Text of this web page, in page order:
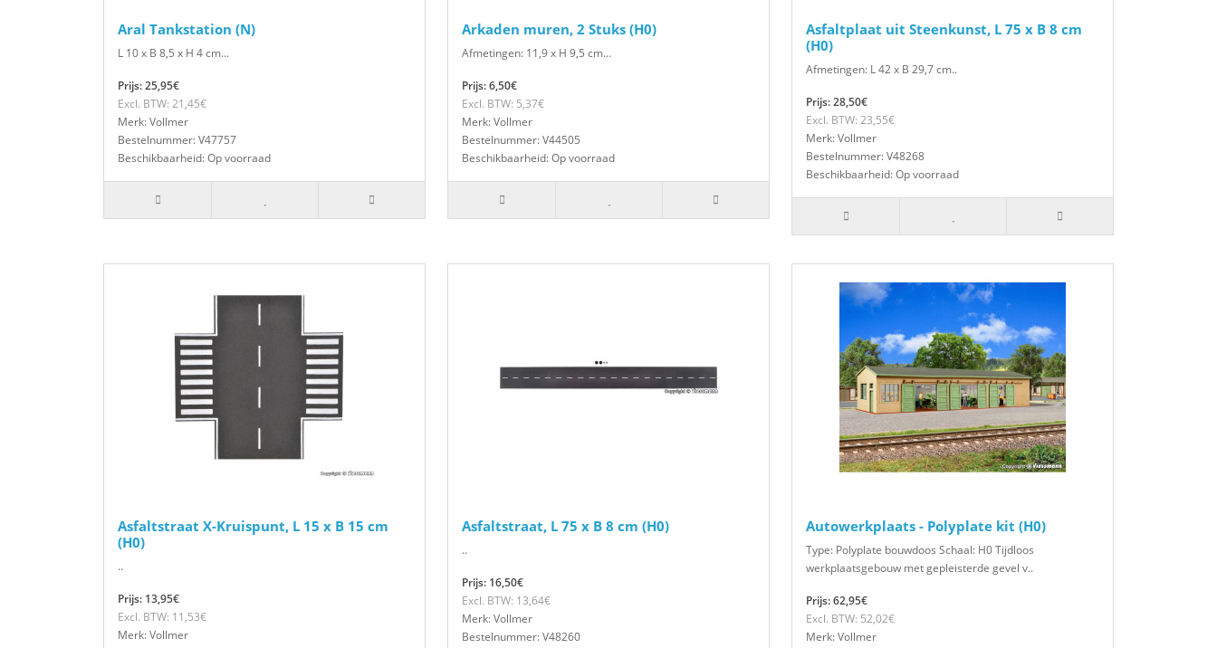
Aral Tankstation (N)
L 10 x B 8,5 x H 4 cm...
Prijs: 25,95€
Excl. BTW: 21,45€
Merk: Vollmer
Bestelnummer: V47757
Beschikbaarheid: Op voorraad
Arkaden muren, 2 Stuks (H0)
Afmetingen: 11,9 x H 9,5 cm...
Prijs: 6,50€
Excl. BTW: 5,37€
Merk: Vollmer
Bestelnummer: V44505
Beschikbaarheid: Op voorraad
Asfaltplaat uit Steenkunst, L 75 x B 8 cm
(H0)
Afmetingen: L 42 x B 29,7 cm..
Prijs: 28,50€
Excl. BTW: 23,55€
Merk: Vollmer
Bestelnummer: V48268
Beschikbaarheid: Op voorraad
Asfaltstraat X-Kruispunt, L 15 x B 15 cm
(H0)
..
Prijs: 13,95€
Excl. BTW: 11,53€
Merk: Vollmer
Asfaltstraat, L 75 x B 8 cm (H0)
..
Prijs: 16,50€
Excl. BTW: 13,64€
Merk: Vollmer
Bestelnummer: V48260
Autowerkplaats - Polyplate kit (H0)
Type: Polyplate bouwdoos Schaal: H0 Tijdloos
werkplaatsgebouw met gepleisterde gevel v..
Prijs: 62,95€
Excl. BTW: 52,02€
Merk: Vollmer